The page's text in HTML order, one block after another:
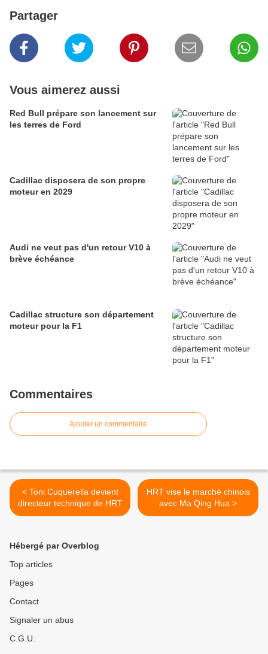
Partager
Vous aimerez aussi
Red Bull prépare son lancement sur
les terres de Ford
Cadillac disposera de son propre
moteur en 2029
Audi ne veut pas d'un retour V10 à
brève échéance
Cadillac structure son département
moteur pour la F1
Commentaires
Ajouter un commentaire
< Toni Cuquerella devient
directeur technique de HRT
HRT vise le marché chinois
avec Ma Qing Hua >
Hébergé par Overblog
Top articles
Pages
Contact
Signaler un abus
C.G.U.